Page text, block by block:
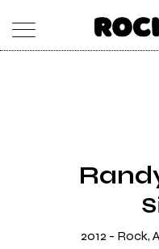
SHOP
2012 - Rock,